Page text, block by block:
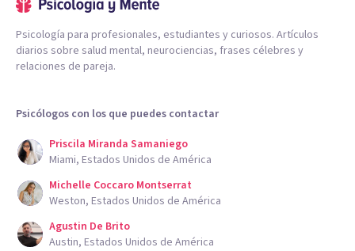
Psicología para profesionales, estudiantes y curiosos. Artículos
diarios sobre salud mental, neurociencias, frases célebres y
relaciones de pareja.
Psicólogos con los que puedes contactar
Priscila Miranda Samaniego
Miami, Estados Unidos de América
Michelle Coccaro Montserrat
Weston, Estados Unidos de América
Agustin De Brito
Austin, Estados Unidos de América